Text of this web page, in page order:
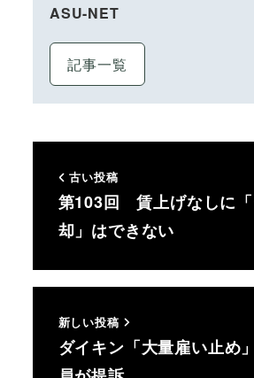
ASU-NET
記事一覧
古い投稿
第103回 賃上げなしに
却」はできない
新しい投稿
ダイキン「大量雇い止め